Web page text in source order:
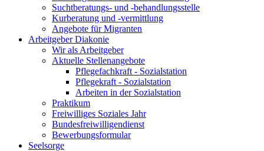
Suchtberatungs- und -behandlungsstelle
Kurberatung und -vermittlung
Angebote für Migranten
Arbeitgeber Diakonie
Wir als Arbeitgeber
Aktuelle Stellenangebote
Pflegefachkraft - Sozialstation
Pflegekraft - Sozialstation
Arbeiten in der Sozialstation
Praktikum
Freiwilliges Soziales Jahr
Bundesfreiwilligendienst
Bewerbungsformular
Seelsorge